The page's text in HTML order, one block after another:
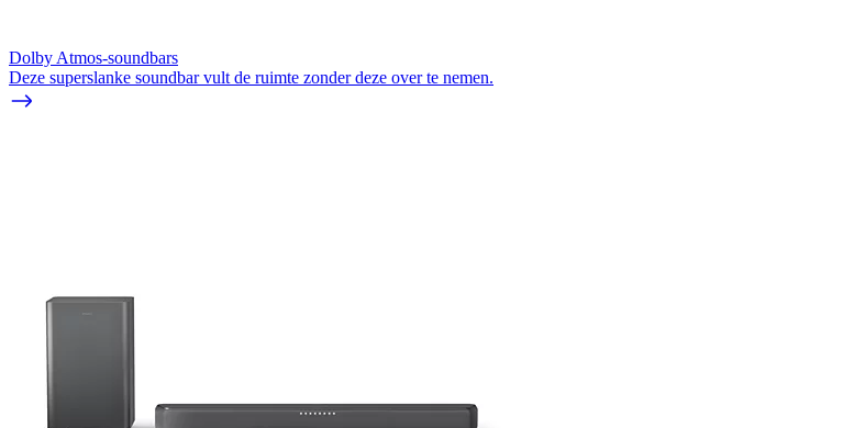
Dolby Atmos-soundbars
Deze superslanke soundbar vult de ruimte zonder deze over te nemen.